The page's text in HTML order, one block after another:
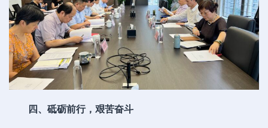
四、砥砺前行，艰苦奋斗